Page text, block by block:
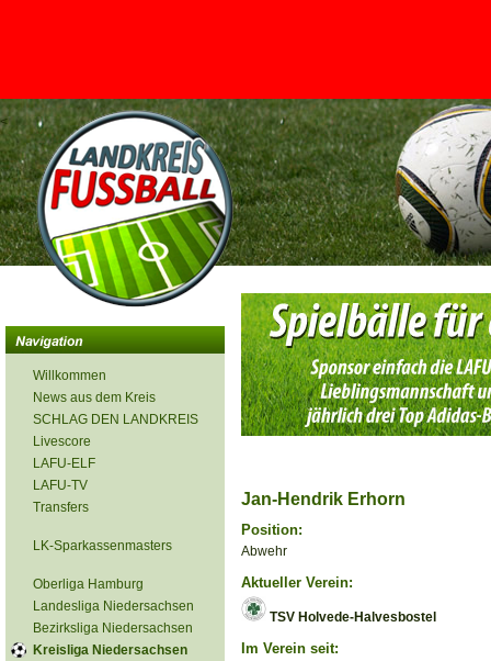
<
Willkommen
News aus dem Kreis
SCHLAG DEN LANDKREIS
Livescore
LAFU-ELF
LAFU-TV
Transfers
LK-Sparkassenmasters
Oberliga Hamburg
Landesliga Niedersachsen
Bezirksliga Niedersachsen
Kreisliga Niedersachsen
Jan-Hendrik Erhorn
Position:
Abwehr
Aktueller Verein:
TSV Holvede-Halvesbostel
Im Verein seit: